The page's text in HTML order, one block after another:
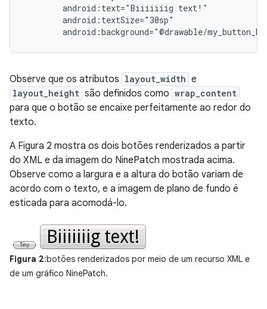
android:text="Biiiiiiig
android:background="@drawable/
Observe que os atributos layout_width e
layout_height são definidos como wrap_content
para que o botão se encaixe perfeitamente ao redor do
texto.
A Figura 2 mostra os dois botões renderizados a partir
do XML e da imagem do NinePatch mostrada acima.
Observe como a largura e a altura do botão variam de
acordo com o texto, e a imagem de plano de fundo é
esticada para acomodá-lo.
Figura 2:botões renderizados por meio de um recurso XML e
de um gráfico NinePatch.